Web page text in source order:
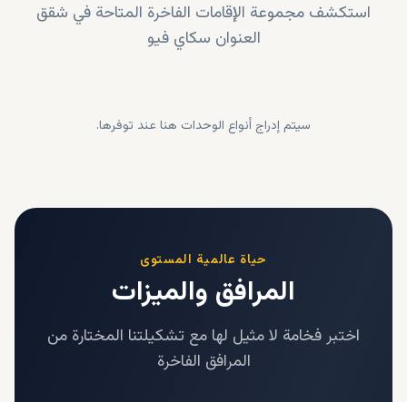
استكشف مجموعة الإقامات الفاخرة المتاحة في شقق
العنوان سكاي فيو
سيتم إدراج أنواع الوحدات هنا عند توفرها.
حياة عالمية المستوى
المرافق والميزات
اختبر فخامة لا مثيل لها مع تشكيلتنا المختارة من
المرافق الفاخرة